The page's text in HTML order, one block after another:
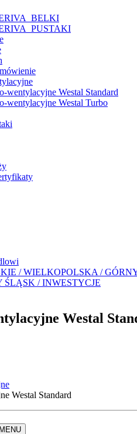
wentylacyjne Westal Standard
wentylacyjne Westal Turbo
/ WIELKOPOLSKA /
ŚLĄSK / INWESTYCJE
Westal
Westal Standard
MENU